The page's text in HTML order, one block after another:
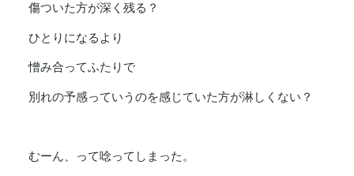
傷ついた方が深く残る？
ひとりになるより
憎み合ってふたりで
別れの予感っていうのを感じていた方が淋しくない？
むーん、って唸ってしまった。